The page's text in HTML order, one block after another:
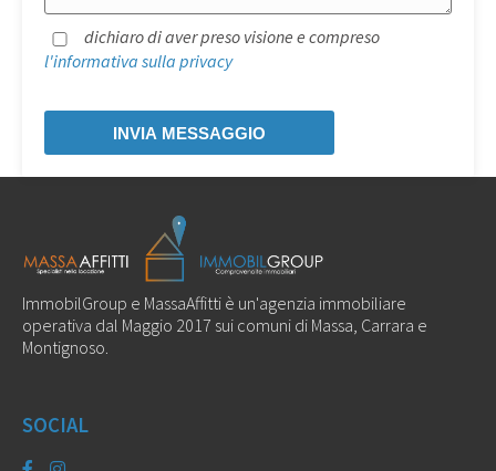
dichiaro di aver preso visione e compreso
l'informativa sulla privacy
ImmobilGroup e MassaAffitti è un'agenzia immobiliare
operativa dal Maggio 2017 sui comuni di Massa, Carrara e
Montignoso.
SOCIAL